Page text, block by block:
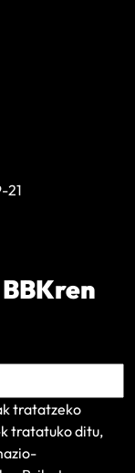
21
tratatzeko
tratatuko ditu,